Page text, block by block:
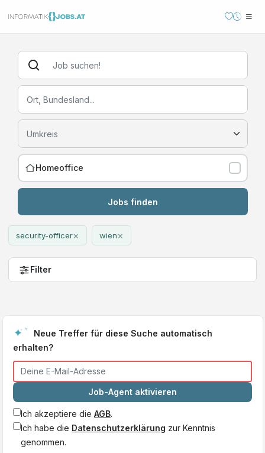
Homeoffice
Jobs finden
security-officer× wien×
Filter
Neue Treffer für diese Suche automatisch
erhalten?
Job-Agent aktivieren
Ich akzeptiere die AGB.
Ich habe die Datenschutzerklärung zur Kenntnis
genommen.